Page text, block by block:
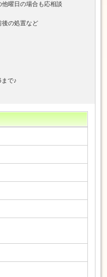
曜日の場合も応相談
の処置など
で♪